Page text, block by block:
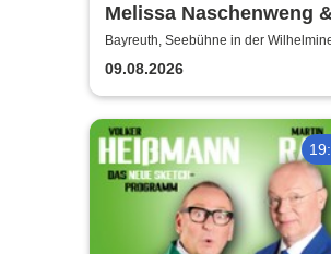
Melissa Naschenweng
Band - LIVE
Bayreuth, Seebühne in der
09.08.2026